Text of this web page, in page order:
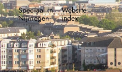
Speciaal in
Nijmegen
Website
index